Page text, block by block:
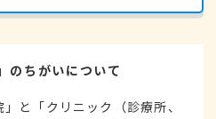
のちがいについて
と「クリニック（診療所、